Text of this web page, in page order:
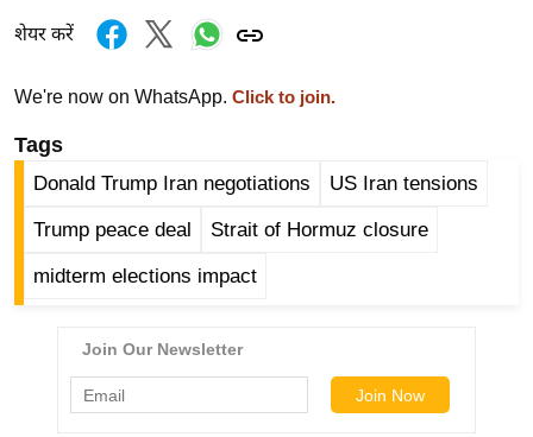
वु
ली
वु
ल्म
शेयर करें
We're now on WhatsApp. Click to join.
Tags
Donald Trump Iran negotiations US Iran tensions
Trump peace deal Strait of Hormuz closure
midterm elections impact